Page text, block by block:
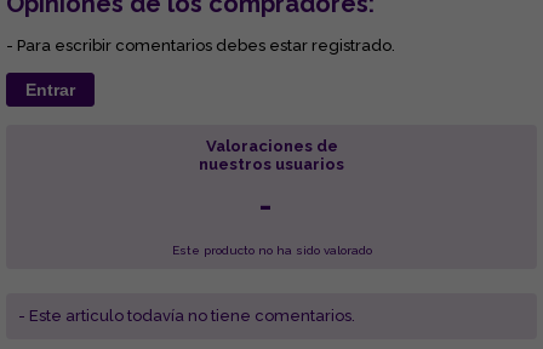
- Para escribir comentarios debes estar registrado.
Entrar
Valoraciones de
nuestros usuarios
-
Este producto no ha sido valorado
- Este articulo todavía no tiene comentarios.